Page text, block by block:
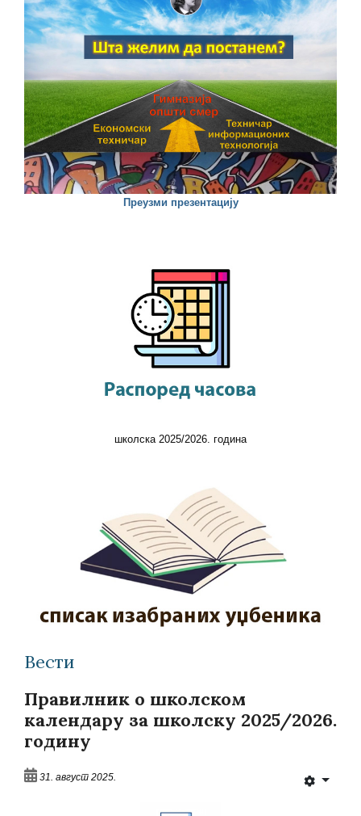
Преузми презентацију
школска 2025/2026. година
Вести
Правилник о школском
календару за школску 2025/2026.
годину
31. август 2025.